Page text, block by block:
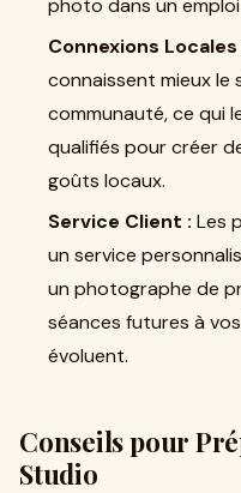
photo dans un
Connexions Locales
connaissent mieux le
communauté, ce qui
qualifiés pour créer
goûts locaux.
Service Client : Les
un service
un photographe de
séances futures à
évoluent.
Conseils pour
Studio